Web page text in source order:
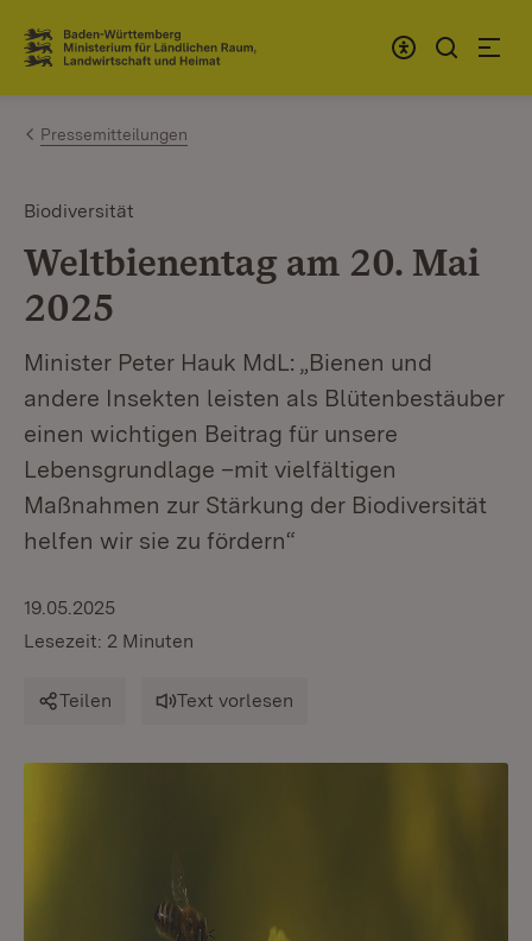
Zum Inhalt springen
Link zur Startseite
Pressemitteilungen
Biodiversität
Weltbienentag am 20. Mai
2025
Minister Peter Hauk MdL: „Bienen und
andere Insekten leisten als Blütenbestäuber
einen wichtigen Beitrag für unsere
Lebensgrundlage –mit vielfältigen
Maßnahmen zur Stärkung der Biodiversität
helfen wir sie zu fördern“
19.05.2025
Lesezeit: 2 Minuten
Teilen Text vorlesen